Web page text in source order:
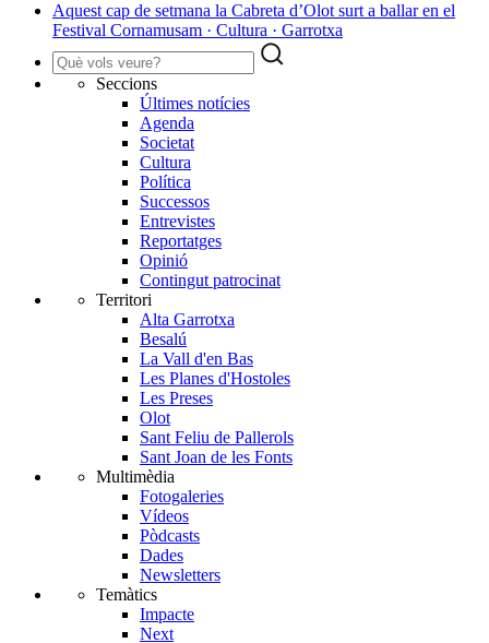
Aquest cap de setmana la Cabreta d’Olot surt a ballar en el
Festival Cornamusam · Cultura · Garrotxa
Seccions
Últimes notícies
Agenda
Societat
Cultura
Política
Successos
Entrevistes
Reportatges
Opinió
Contingut patrocinat
Territori
Alta Garrotxa
Besalú
La Vall d'en Bas
Les Planes d'Hostoles
Les Preses
Olot
Sant Feliu de Pallerols
Sant Joan de les Fonts
Multimèdia
Fotogaleries
Vídeos
Pòdcasts
Dades
Newsletters
Temàtics
Impacte
Next